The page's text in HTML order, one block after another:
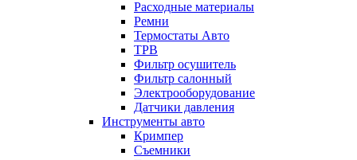
Расходные материалы
Ремни
Термостаты Авто
ТРВ
Фильтр осушитель
Фильтр салонный
Электрооборудование
Датчики давления
Инструменты авто
Кримпер
Съемники